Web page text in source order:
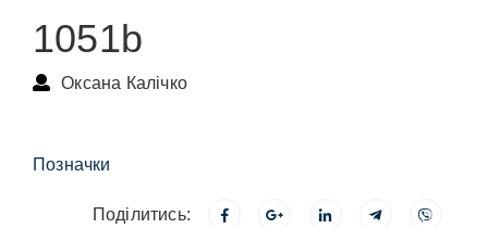
1051b
Оксана Калічко
Позначки
Поділитись: